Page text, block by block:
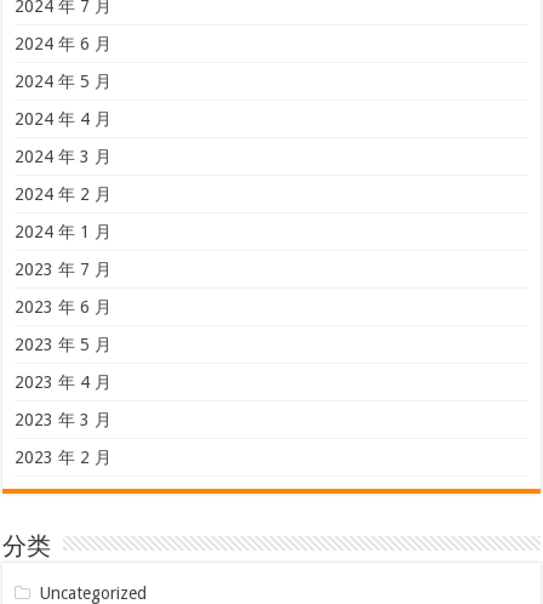
2024 年 7 月
2024 年 6 月
2024 年 5 月
2024 年 4 月
2024 年 3 月
2024 年 2 月
2024 年 1 月
2023 年 7 月
2023 年 6 月
2023 年 5 月
2023 年 4 月
2023 年 3 月
2023 年 2 月
分类
Uncategorized